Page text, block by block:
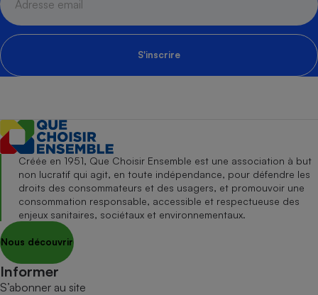
S'inscrire
Créée en 1951, Que Choisir Ensemble est une association à but
non lucratif qui agit, en toute indépendance, pour défendre les
droits des consommateurs et des usagers, et promouvoir une
consommation responsable, accessible et respectueuse des
enjeux sanitaires, sociétaux et environnementaux.
Nous découvrir
Informer
S’abonner au site